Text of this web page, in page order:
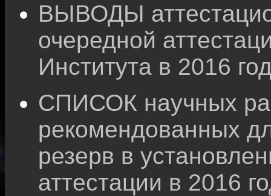
ВЫВОДЫ
очередной
Института в 2016
СПИСОК научных
рекомендованных
резерв в
аттестации в 2016